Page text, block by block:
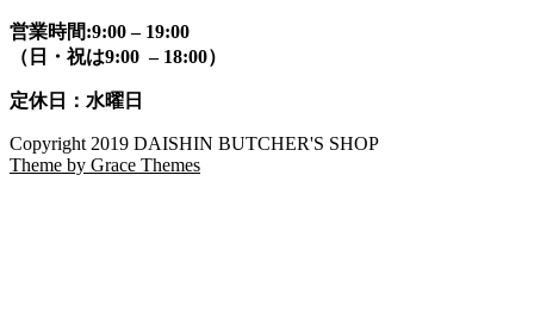
営業時間:9:00 – 19:00
（日・祝は9:00 – 18:00）
定休日：水曜日
Copyright 2019 DAISHIN BUTCHER'S SHOP
Theme by Grace Themes